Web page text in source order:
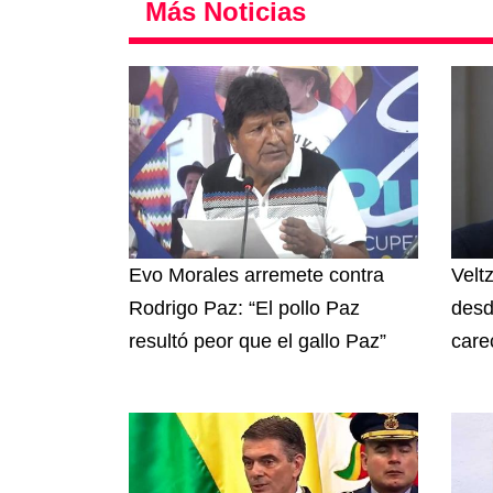
Más Noticias
Evo Morales arremete contra
Rodrigo Paz: “El pollo Paz
resultó peor que el gallo Paz”